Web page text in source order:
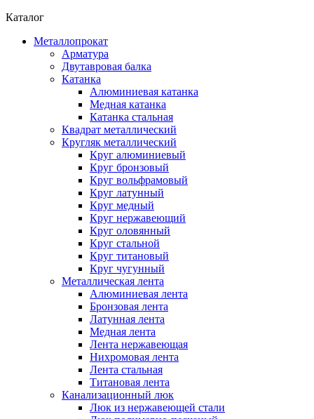
Каталог
Металлопрокат
Арматура
Двутавровая балка
Катанка
Алюминиевая катанка
Медная катанка
Катанка стальная
Квадрат металлический
Кругляк металлический
Круг алюминиевый
Круг бронзовый
Круг вольфрамовый
Круг латунный
Круг медный
Круг нержавеющий
Круг оловянный
Круг стальной
Круг титановый
Круг чугунный
Металлическая лента
Алюминиевая лента
Бронзовая лента
Латунная лента
Медная лента
Лента нержавеющая
Нихромовая лента
Лента стальная
Титановая лента
Канализационный люк
Люк из нержавеющей стали